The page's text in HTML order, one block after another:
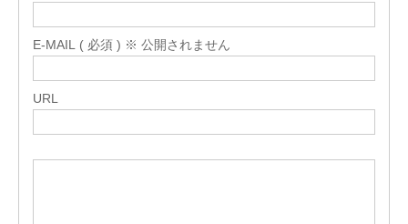
E-MAIL ( 必須 ) ※ 公開されません
URL